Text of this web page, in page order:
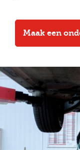
Maak een